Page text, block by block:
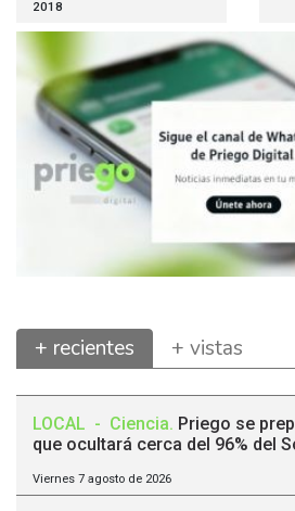
2018
+ recientes + vistas
LOCAL - Ciencia. Priego se
que ocultará cerca del 96% del
Viernes 7 agosto de 2026